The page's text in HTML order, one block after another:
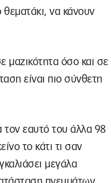
να κάνουν
μαζικότητα όσο και σε
είναι πιο σύνθετη
τον εαυτό του άλλα 98
το κάτι τι σαν
μεγάλα